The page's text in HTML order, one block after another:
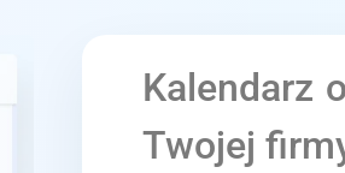
Kalendarz
Twojej